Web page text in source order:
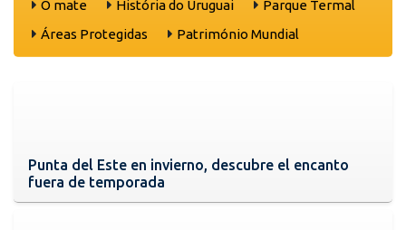
O mate
História do Uruguai
Parque Termal
Áreas Protegidas
Património Mundial
Punta del Este en invierno, descubre el encanto
fuera de temporada